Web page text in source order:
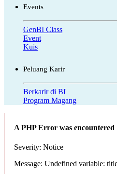
Events
GenBI Class
Event
Kuis
Peluang Karir
Berkarir di BI
Program Magang
A PHP Error was encountered
Severity: Notice
Message: Undefined variable: